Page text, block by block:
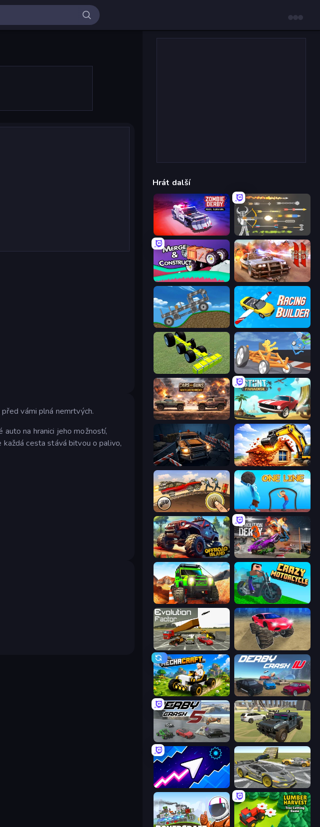
vámi plná nemrtvých.
na hranici jeho možností,
cesta stává bitvou o palivo,
Hrát další
Zombie Derby: Pixel Survival Ragdoll Archers
Merge & Construct Zombie Derby 2
Move It! Racing Builder
Genius Mechanic Draw Crash Race
Cars with Guns: Wasteland Showdown Stunt Paradise
Cars vs Zombies City Constructor
Earn to Die: Zombie Ride One Line
Offroad Island Demolition Derby 3
Offroad Life 3D Crazy Motorcycle
Evolution Factor
Mechacraft.io Derby Crash 4
Derby Crash 5 4x4 Offroader
Space Waves Wrong Way